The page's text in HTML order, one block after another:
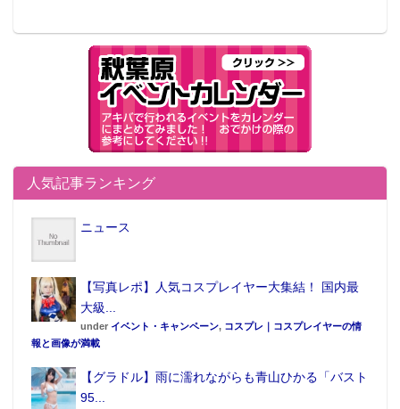
人気記事ランキング
ニュース
【写真レポ】人気コスプレイヤー大集結！ 国内最
大級...
under イベント・キャンペーン, コスプレ｜コスプレイヤーの情
報と画像が満載
【グラドル】雨に濡れながらも青山ひかる「バスト
95...